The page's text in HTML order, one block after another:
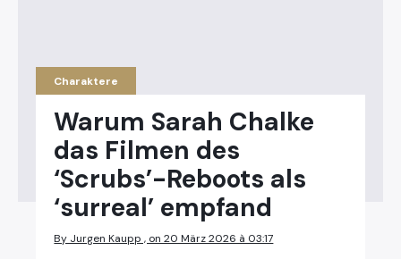
Charaktere
Warum Sarah Chalke
das Filmen des
‘Scrubs’-Reboots als
‘surreal’ empfand
By Jurgen Kaupp , on 20 März 2026 à 03:17